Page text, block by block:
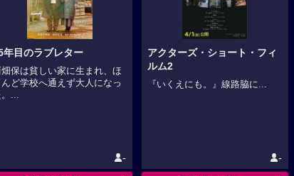
年目のラブレター
畑保は貧しい家に生まれ、ほ
んど学校へ通えず大人になっ
。...
-
アクターズ・ショート・フィ
ルム2
『いくえにも。』線路脇に...
-